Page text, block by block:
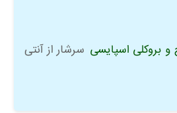
و بروکلی اسپایسی سرشار از آنتی